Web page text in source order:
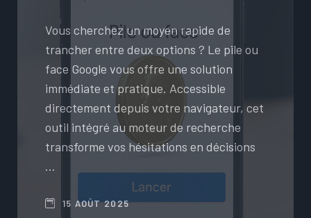
Vous cherchez un moyen rapide de
trancher entre deux options ? Le pile ou
face Google vous offre une solution
immédiate et pratique. Accessible
directement depuis votre navigateur, cet
outil intégré au moteur de recherche
transforme vos hésitations en décisions
…
15 AOÛT 2025